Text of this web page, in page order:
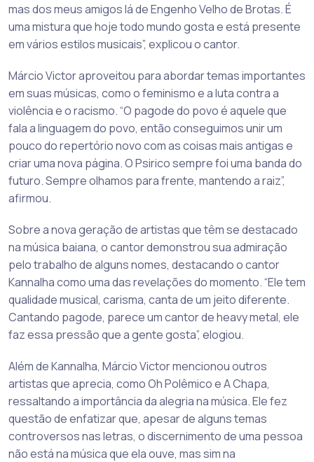
mas dos meus amigos lá de Engenho Velho de Brotas. É
uma mistura que hoje todo mundo gosta e está presente
em vários estilos musicais”, explicou o cantor.
Márcio Victor aproveitou para abordar temas importantes
em suas músicas, como o feminismo e a luta contra a
violência e o racismo. “O pagode do povo é aquele que
fala a linguagem do povo, então conseguimos unir um
pouco do repertório novo com as coisas mais antigas e
criar uma nova página. O Psirico sempre foi uma banda do
futuro. Sempre olhamos para frente, mantendo a raiz”,
afirmou.
Sobre a nova geração de artistas que têm se destacado
na música baiana, o cantor demonstrou sua admiração
pelo trabalho de alguns nomes, destacando o cantor
Kannalha como uma das revelações do momento. “Ele tem
qualidade musical, carisma, canta de um jeito diferente.
Cantando pagode, parece um cantor de heavy metal, ele
faz essa pressão que a gente gosta”, elogiou.
Além de Kannalha, Márcio Victor mencionou outros
artistas que aprecia, como Oh Polêmico e A Chapa,
ressaltando a importância da alegria na música. Ele fez
questão de enfatizar que, apesar de alguns temas
controversos nas letras, o discernimento de uma pessoa
não está na música que ela ouve, mas sim na